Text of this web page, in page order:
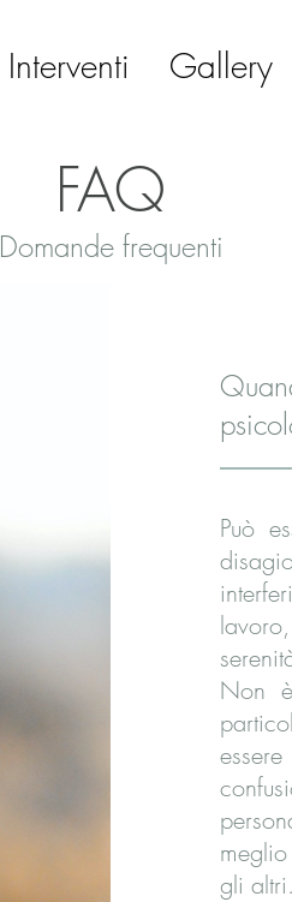
Interventi Gallery
FAQ
Domande frequenti
Può
Non
gli altri.